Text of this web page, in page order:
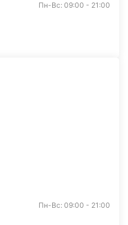
Пн-Вс: 09:00 - 21:00
Пн-Вс: 09:00 - 21:00